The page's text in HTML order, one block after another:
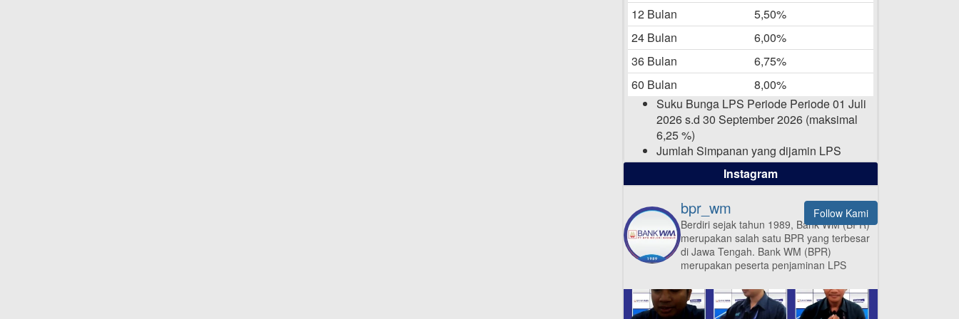
06-05-2025
Daftar Pemenang Undian
TAMASHA Bulan April 2025
Pengumuman Nama Baru
Perusahaan
03-03-2025
12 Bulan
5,50%
24 Bulan
6,00%
36 Bulan
6,75%
60 Bulan
8,00%
Suku Bunga LPS Periode Periode 01 Juli
2026 s.d 30 September 2026 (maksimal
6,25 %)
Jumlah Simpanan yang dijamin LPS
maksimal sampai dengan 2 Milyar Rupiah
per nasabah dalam satu bank
ISI APLIKASI SEKARANG
Instagram
Follow Kami
bpr_wm
Berdiri sejak tahun 1989, Bank WM (BPR)
merupakan salah satu BPR yang terbesar
di Jawa Tengah. Bank WM (BPR)
merupakan peserta penjaminan LPS